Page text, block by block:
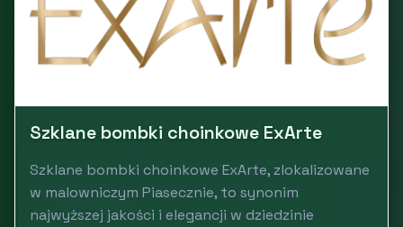
Szklane bombki choinkowe ExArte
Szklane bombki choinkowe ExArte, zlokalizowane
w malowniczym Piasecznie, to synonim
najwyższej jakości i elegancji w dziedzinie